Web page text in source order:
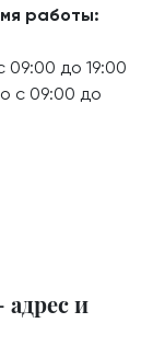
работы:
09:00 до 19:00
с 09:00 до
адрес и